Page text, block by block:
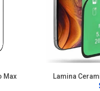
Max Lamina